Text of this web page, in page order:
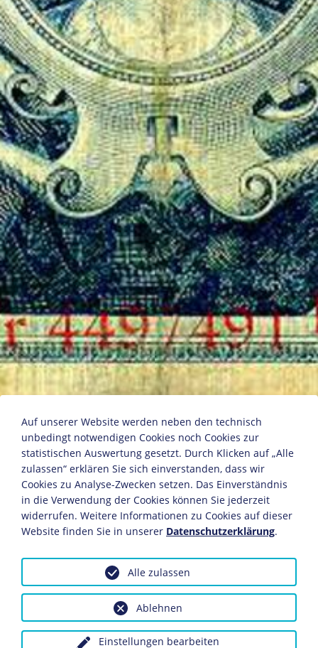
Ein Hundert Mark
Reichsbanknote, Rückseite
Berlin, 1903
17,5 x 12 x 1,3 cm
Bildnachweis: Deutsches Historisches Museum,
Inv.-Nr.: N 90/4151
Dieses Objekt ist eingebunden in folgende LeMO-Seite:
Auf unserer Website werden neben den technisch
unbedingt notwendigen Cookies noch Cookies zur
statistischen Auswertung gesetzt. Durch Klicken auf „Alle
zulassen“ erklären Sie sich einverstanden, dass wir
Cookies zu Analyse-Zwecken setzen. Das Einverständnis
in die Verwendung der Cookies können Sie jederzeit
widerrufen. Weitere Informationen zu Cookies auf dieser
Website finden Sie in unserer Datenschutzerklärung.
Einstellungen bearbeiten
Ablehnen
Alle zulassen